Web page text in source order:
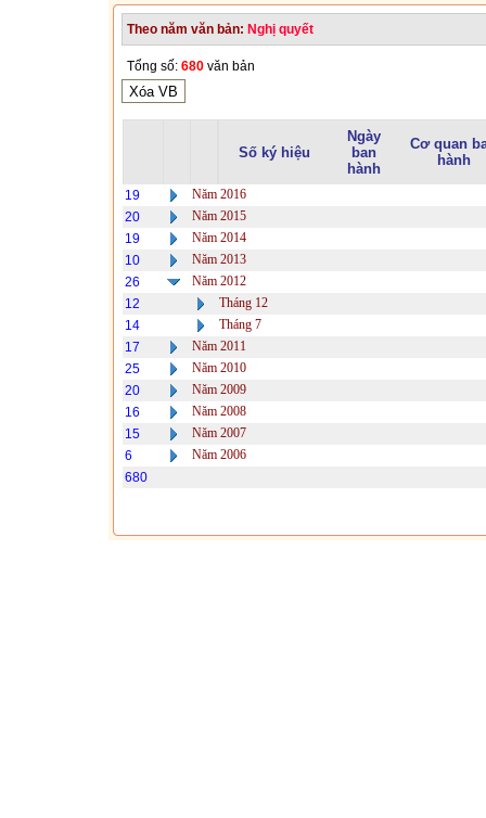
Theo năm văn bản: Nghị quyết
Tổng số: 680 văn bản
Số ký hiệu
Ngày
ban
hành
Cơ quan
hành
19
Năm 2016
20
Năm 2015
19
Năm 2014
10
Năm 2013
26
Năm 2012
12
Tháng 12
14
Tháng 7
17
Năm 2011
25
Năm 2010
20
Năm 2009
16
Năm 2008
15
Năm 2007
6
Năm 2006
680